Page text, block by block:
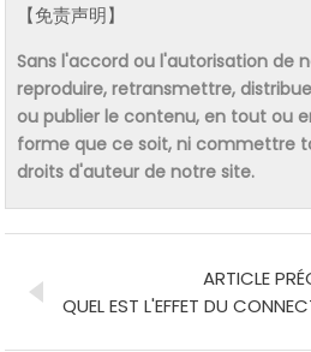
【免责声明】
Sans l'accord ou l'autorisation de
reproduire, retransmettre,
ou publier le contenu, en tout ou
forme que ce soit, ni commettre
droits d'auteur de notre site.
ARTICLE
QUEL EST L'EFFET DU